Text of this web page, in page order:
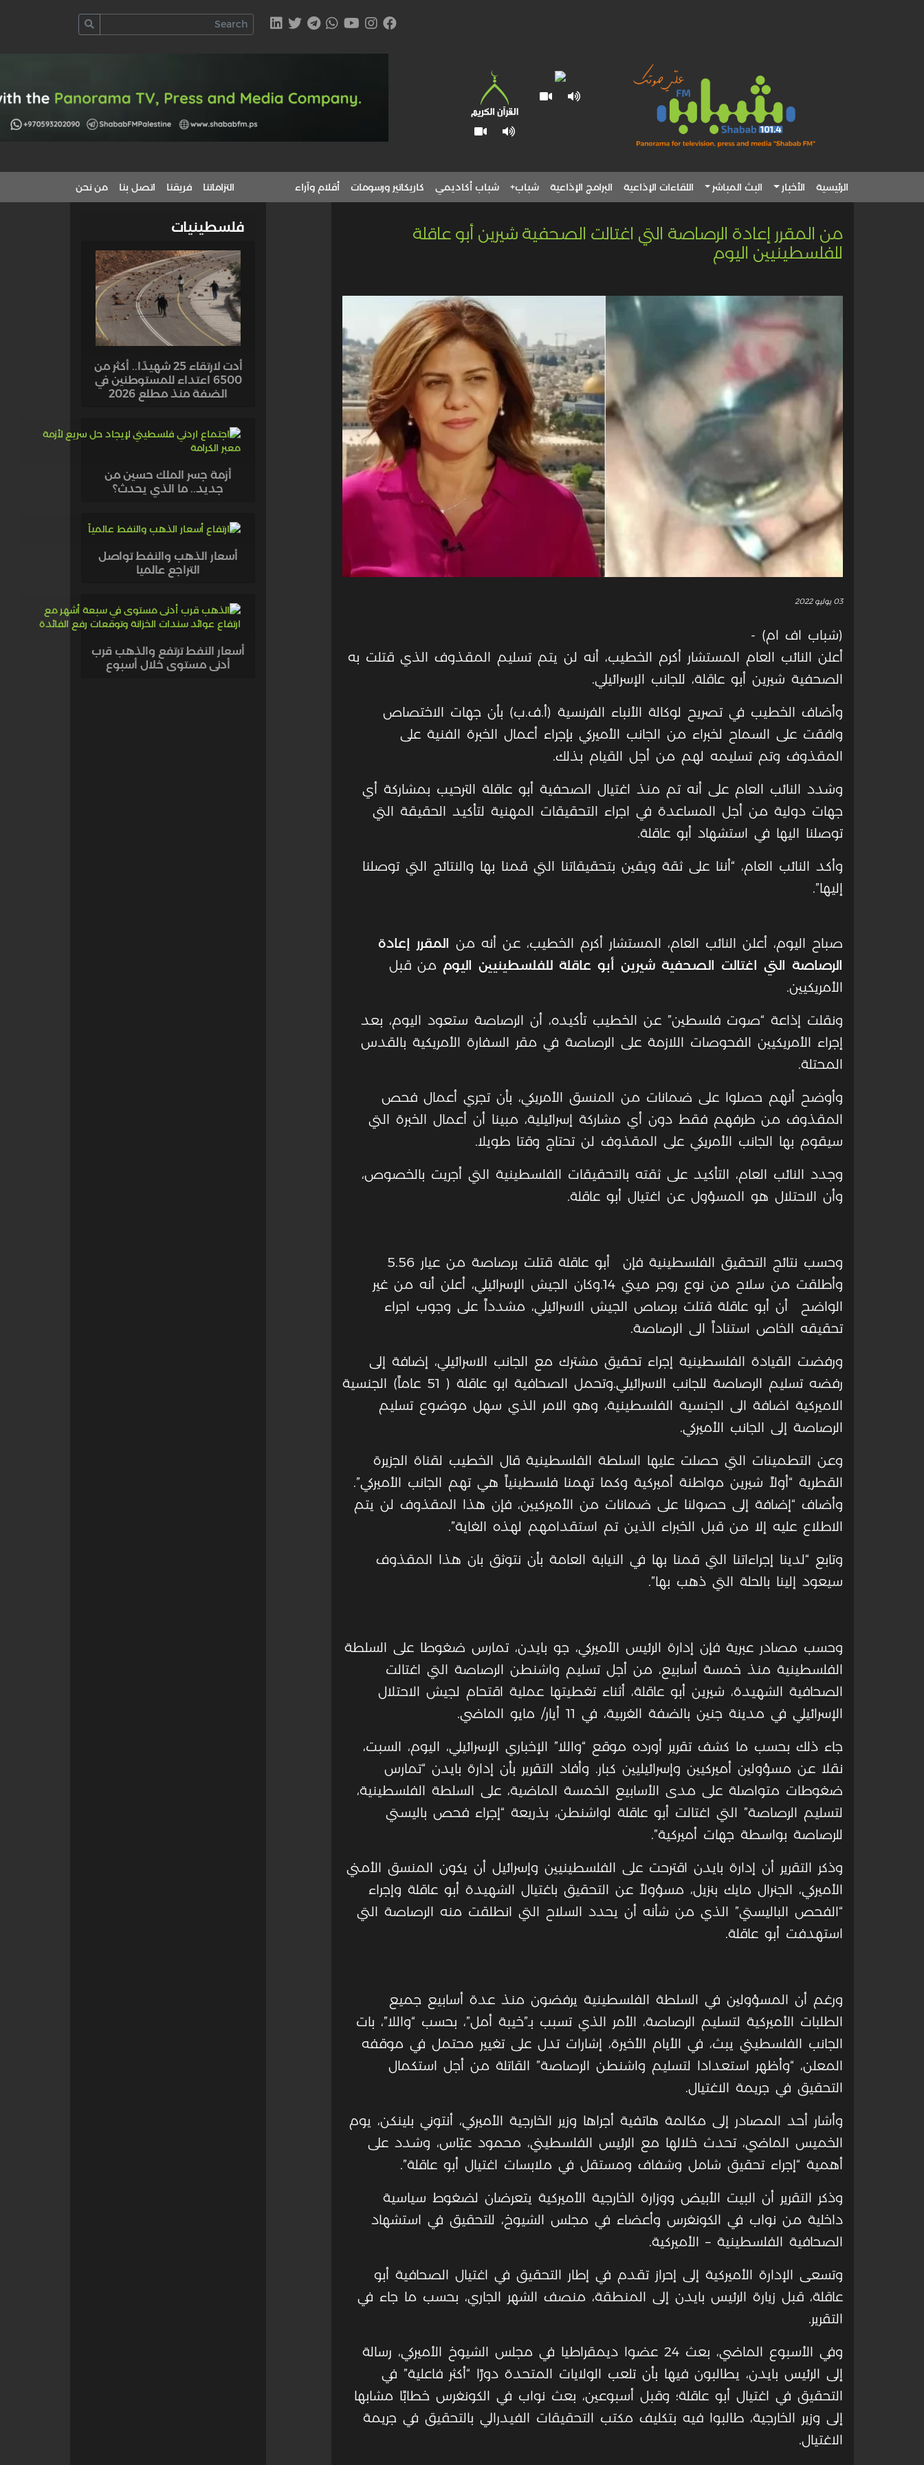
الرئيسية الأخبار البث المباشر اللقاءات الإذاعية البرامج الإذاعية شباب+ شباب أكاديمي كاريكاتير ورسومات أقلام وآراء التزاماتنا فريقنا اتصل بنا من نحن
من المقرر إعادة الرصاصة التي اغتالت الصحفية شيرين أبو عاقلة
للفلسطينيين اليوم
03 يوليو 2022
(شباب اف ام) -
أعلن النائب العام المستشار أكرم الخطيب، أنه لن يتم تسليم المقذوف الذي قتلت به
الصحفية شيرين أبو عاقلة، للجانب الإسرائيلي.
وأضاف الخطيب في تصريح لوكالة الأنباء الفرنسية (أ.ف.ب) بأن جهات الاختصاص
وافقت على السماح لخبراء من الجانب الأميركي بإجراء أعمال الخبرة الفنية على
المقذوف وتم تسليمه لهم من أجل القيام بذلك.
وشدد النائب العام على أنه تم منذ اغتيال الصحفية أبو عاقلة الترحيب بمشاركة أي
جهات دولية من أجل المساعدة في اجراء التحقيقات المهنية لتأكيد الحقيقة التي
توصلنا اليها في استشهاد أبو عاقلة.
وأكد النائب العام، “أننا على ثقة ويقين بتحقيقاتنا التي قمنا بها والنتائج التي توصلنا
إليها”.
صباح اليوم، أعلن النائب العام، المستشار أكرم الخطيب، عن أنه من المقرر إعادة
الرصاصة التي اغتالت الصحفية شيرين أبو عاقلة للفلسطينيين اليوم من قبل
الأمريكيين.
ونقلت إذاعة “صوت فلسطين” عن الخطيب تأكيده، أن الرصاصة ستعود اليوم، بعد
إجراء الأمريكيين الفحوصات اللازمة على الرصاصة في مقر السفارة الأمريكية بالقدس
المحتلة.
وأوضح أنهم حصلوا على ضمانات من المنسق الأمريكي، بأن تجري أعمال فحص
المقذوف من طرفهم فقط دون أي مشاركة إسرائيلية، مبينا أن أعمال الخبرة التي
سيقوم بها الجانب الأمريكي على المقذوف لن تحتاج وقتا طويلا.
وجدد النائب العام، التأكيد على ثقته بالتحقيقات الفلسطينية التي أجريت بالخصوص،
وأن الاحتلال هو المسؤول عن اغتيال أبو عاقلة.
وحسب نتائج التحقيق الفلسطينية فإن أبو عاقلة قتلت برصاصة من عيار 5.56
وأطلقت من سلاح من نوع روجر ميني 14.وكان الجيش الإسرائيلي، أعلن أنه من غير
الواضح أن أبو عاقلة قتلت برصاص الجيش الاسرائيلي، مشدداً على وجوب اجراء
تحقيقه الخاص استناداً الى الرصاصة.
ورفضت القيادة الفلسطينية إجراء تحقيق مشترك مع الجانب الاسرائيلي، إضافة إلى
رفضه تسليم الرصاصة للجانب الاسرائيلي.وتحمل الصحافية ابو عاقلة ( 51 عاماً) الجنسية
الاميركية اضافة الى الجنسية الفلسطينية، وهو الامر الذي سهل موضوع تسليم
الرصاصة إلى الجانب الأميركي.
وعن التطمينات التي حصلت عليها السلطة الفلسطينية قال الخطيب لقناة الجزيرة
القطرية “أولاً شيرين مواطنة أميركية وكما تهمنا فلسطينياً هي تهم الجانب الأميركي”.
وأضاف “إضافة إلى حصولنا على ضمانات من الأميركيين، فإن هذا المقذوف لن يتم
الاطلاع عليه إلا من قبل الخبراء الذين تم استقدامهم لهذه الغاية”.
وتابع “لدينا إجراءاتنا التي قمنا بها في النيابة العامة بأن نتوثق بان هذا المقذوف
سيعود إلينا بالحلة التي ذهب بها”.
وحسب مصادر عبرية فإن إدارة الرئيس الأميركي، جو بايدن، تمارس ضغوطا على السلطة
الفلسطينية منذ خمسة أسابيع، من أجل تسليم واشنطن الرصاصة التي اغتالت
الصحافية الشهيدة، شيرين أبو عاقلة، أثناء تغطيتها عملية اقتحام لجيش الاحتلال
الإسرائيلي في مدينة جنين بالضفة الغربية، في 11 أيار/ مايو الماضي.
جاء ذلك بحسب ما كشف تقرير أورده موقع “واللا” الإخباري الإسرائيلي، اليوم، السبت،
نقلا عن مسؤولين أميركيين وإسرائيليين كبار. وأفاد التقرير بأن إدارة بايدن “تمارس
ضغوطات متواصلة على مدى الأسابيع الخمسة الماضية، على السلطة الفلسطينية،
لتسليم الرصاصة” التي اغتالت أبو عاقلة لواشنطن، بذريعة “إجراء فحص باليستي
للرصاصة بواسطة جهات أميركية”.
وذكر التقرير أن إدارة بايدن اقترحت على الفلسطينيين وإسرائيل أن يكون المنسق الأمني
​​الأميركي، الجنرال مايك بنزيل، مسؤولاً عن التحقيق باغتيال الشهيدة أبو عاقلة وإجراء
“الفحص الباليستي” الذي من شأنه أن يحدد السلاح التي انطلقت منه الرصاصة التي
استهدفت أبو عاقلة.
ورغم أن المسؤولين في السلطة الفلسطينية يرفضون منذ عدة أسابيع جميع
الطلبات الأميركية لتسليم الرصاصة، الأمر الذي تسبب بـ”خيبة أمل”، بحسب “واللا”، بات
الجانب الفلسطيني يبث، في الأيام الأخيرة، إشارات تدل على تغيير محتمل في موقفه
المعلن، “وأظهر استعدادا لتسليم واشنطن الرصاصة” القاتلة من أجل استكمال
التحقيق في جريمة الاغتيال.
وأشار أحد المصادر إلى مكالمة هاتفية أجراها وزير الخارجية الأميركي، أنتوني بلينكن، يوم
الخميس الماضي، تحدث خلالها مع الرئيس الفلسطيني، محمود عبّاس، وشدد على
أهمية “إجراء تحقيق شامل وشفاف ومستقل في ملابسات اغتيال أبو عاقلة”.
وذكر التقرير أن البيت الأبيض ووزارة الخارجية الأميركية يتعرضان لضغوط سياسية
داخلية من نواب في الكونغرس وأعضاء في مجلس الشيوخ، للتحقيق في استشهاد
الصحافية الفلسطينية – الأميركية.
وتسعى الإدارة الأميركية إلى إحراز تقدم في إطار التحقيق في اغتيال الصحافية أبو
عاقلة، قبل زيارة الرئيس بايدن إلى المنطقة، منصف الشهر الجاري، بحسب ما جاء في
التقرير.
وفي الأسبوع الماضي، بعث 24 عضوا ديمقراطيا في مجلس الشيوخ الأميركي، رسالة
إلى الرئيس بايدن، يطالبون فيها بأن تلعب الولايات المتحدة دورًا “أكثر فاعلية” في
التحقيق في اغتيال أبو عاقلة؛ وقبل أسبوعين، بعث نواب في الكونغرس خطابًا مشابها
إلى وزير الخارجية، طالبوا فيه بتكليف مكتب التحقيقات الفيدرالي بالتحقيق في جريمة
الاغتيال.
فلسطينيات
أدت لارتقاء 25 شهيدًا.. أكثر من
6500 اعتداء للمستوطنين في
الضفة منذ مطلع 2026
أزمة جسر الملك حسين من
جديد.. ما الذي يحدث؟
أسعار الذهب والنفط تواصل
التراجع عالميا
أسعار النفط ترتفع والذهب قرب
أدنى مستوى خلال أسبوع